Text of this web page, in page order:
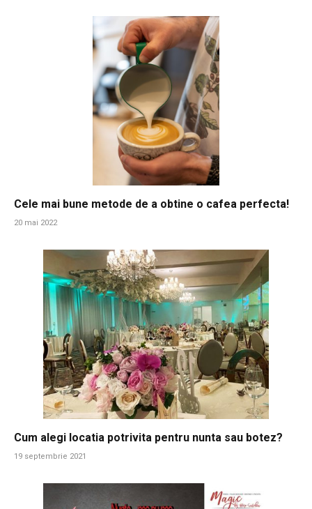
Cele mai bune metode de a obtine o cafea perfecta!
20 mai 2022
Cum alegi locatia potrivita pentru nunta sau botez?
19 septembrie 2021